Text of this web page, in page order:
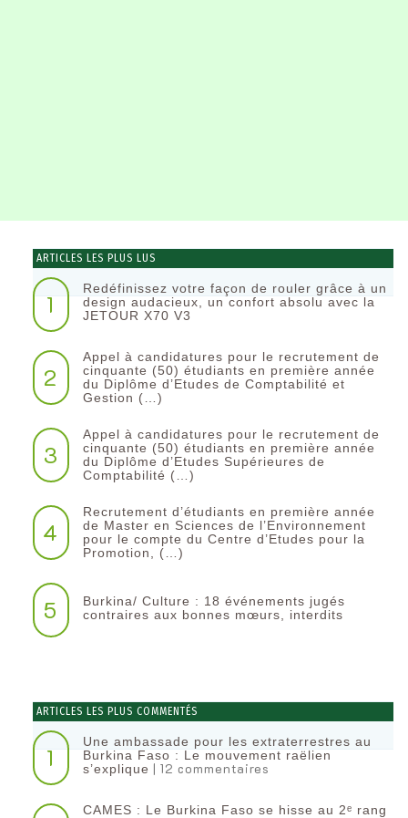
ARTICLES LES PLUS LUS
1
Redéfinissez votre façon de rouler grâce à un
design audacieux, un confort absolu avec la
JETOUR X70 V3
2
Appel à candidatures pour le recrutement de
cinquante (50) étudiants en première année
du Diplôme d’Etudes de Comptabilité et
Gestion (…)
3
Appel à candidatures pour le recrutement de
cinquante (50) étudiants en première année
du Diplôme d’Etudes Supérieures de
Comptabilité (…)
4
Recrutement d’étudiants en première année
de Master en Sciences de l’Environnement
pour le compte du Centre d’Etudes pour la
Promotion, (…)
5
Burkina/ Culture : 18 événements jugés
contraires aux bonnes mœurs, interdits
ARTICLES LES PLUS COMMENTÉS
1
Une ambassade pour les extraterrestres au
Burkina Faso : Le mouvement raëlien
s’explique | 12 commentaires
CAMES : Le Burkina Faso se hisse au 2ᵉ rang